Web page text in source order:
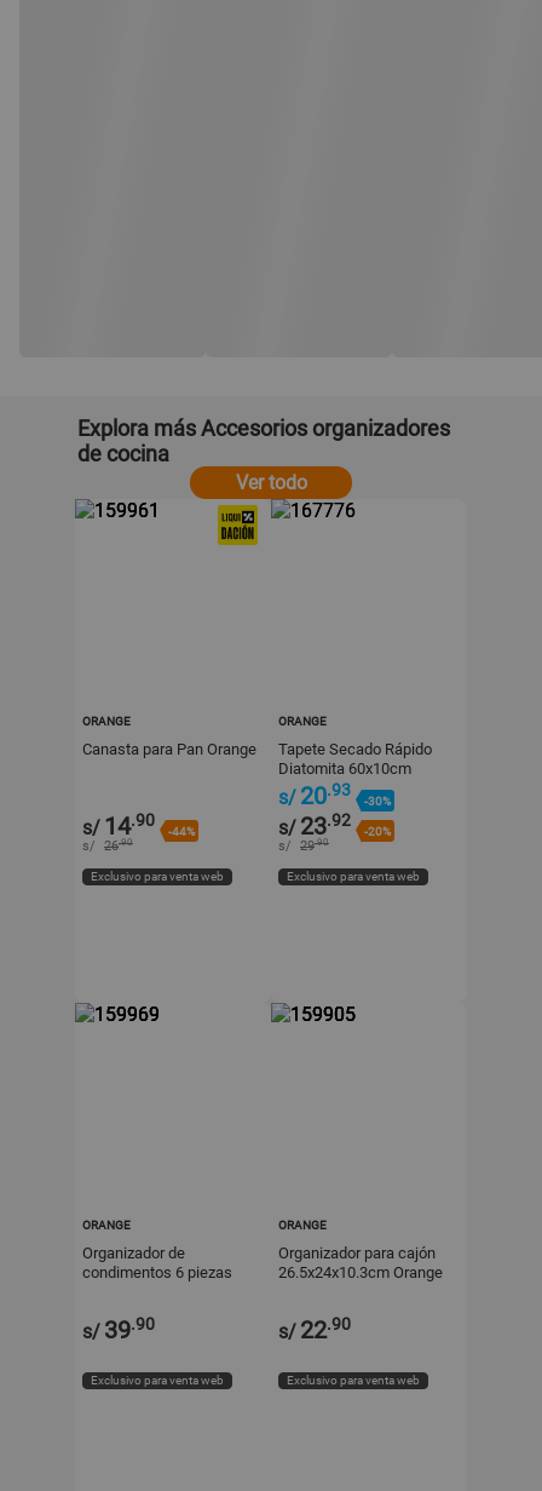
Explora más Accesorios organizadores
de cocina
Ver todo
ORANGE
Canasta para Pan Orange
s/ 14.90
-44%
s/ 26.90
Exclusivo para venta web
ORANGE
Tapete Secado Rápido
Diatomita 60x10cm
Orange
s/ 20.93
-30%
s/ 23.92
-20%
s/ 29.90
Exclusivo para venta web
ORANGE
Organizador de
condimentos 6 piezas
s/ 39.90
Exclusivo para venta web
ORANGE
Organizador para cajón
26.5x24x10.3cm Orange
s/ 22.90
Exclusivo para venta web